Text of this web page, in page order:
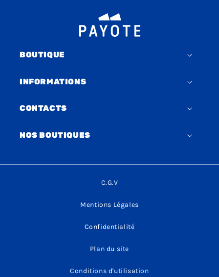
BOUTIQUE
INFORMATIONS
CONTACTS
NOS BOUTIQUES
C.G.V
Mentions Légales
Confidentialité
Plan du site
Conditions d'utilisation